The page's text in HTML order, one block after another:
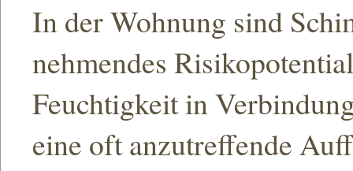
In der Wohnung sind
nehmendes
Feuchtigkeit in
eine oft anzutreffende